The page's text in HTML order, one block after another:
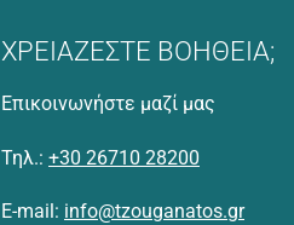
ΧΡΕΙΑΖΕΣΤΕ ΒΟΗΘΕΙΑ;
Επικοινωνήστε μαζί μας
Τηλ.: +30 26710 28200
E-mail: info@tzouganatos.gr